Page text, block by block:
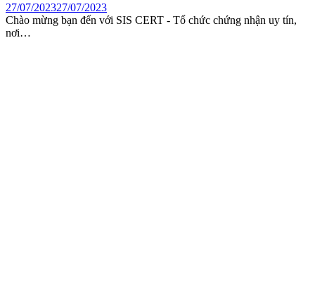
27/07/202327/07/2023
Chào mừng bạn đến với SIS CERT - Tổ chức chứng nhận uy tín,
nơi…